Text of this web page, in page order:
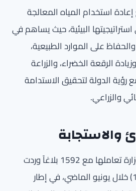
استخدام المياه المعالجة
البيئية، حيث يساهم في
على الموارد الطبيعية،
الرقعة الخضراء، والزراعة
رؤية الدولة لتحقيق الاستدامة
والزراعي.
والاستجابة
من جانب آخر، أعلنت الوزارة تعاملها مع 1592 بلاغاً وردت
إلى بدالة الطوارئ (150) خلال يونيو الماضي، في إطار